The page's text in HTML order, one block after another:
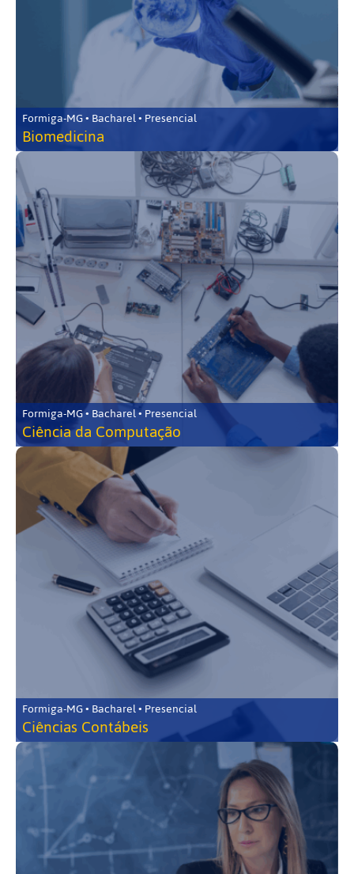
Formiga-MG • Bacharel • Presencial
Biomedicina
Formiga-MG • Bacharel • Presencial
Ciência da Computação
Formiga-MG • Bacharel • Presencial
Ciências Contábeis